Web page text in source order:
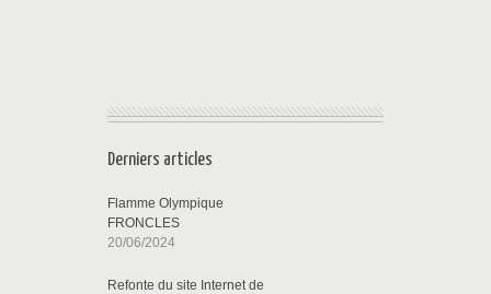
Derniers articles
Flamme Olympique
FRONCLES
20/06/2024
Refonte du site Internet de